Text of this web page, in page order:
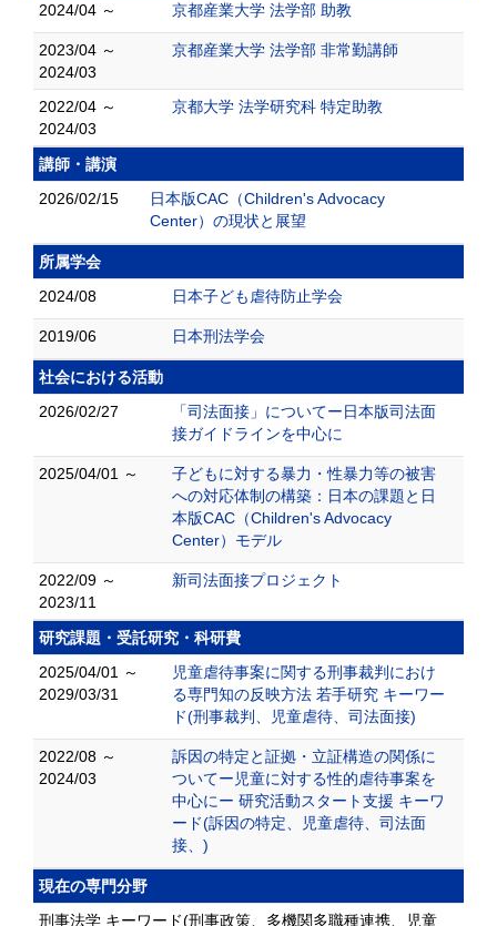
2024/04 ～
京都産業大学 法学部 助教
2023/04 ～
2024/03
京都産業大学 法学部 非常勤講師
2022/04 ～
2024/03
京都大学 法学研究科 特定助教
講師・講演
2026/02/15
日本版CAC（Children's Advocacy
Center）の現状と展望
所属学会
2024/08
日本子ども虐待防止学会
2019/06 日本刑法学会
社会における活動
2026/02/27
「司法面接」についてー日本版司法面
接ガイドラインを中心に
2025/04/01 ～
子どもに対する暴力・性暴力等の被害
への対応体制の構築：日本の課題と日
本版CAC（Children's Advocacy
Center）モデル
2022/09 ～
2023/11
新司法面接プロジェクト
研究課題・受託研究・科研費
2025/04/01 ～
2029/03/31
児童虐待事案に関する刑事裁判におけ
る専門知の反映方法 若手研究 キーワー
ド(刑事裁判、児童虐待、司法面接)
2022/08 ～
2024/03
訴因の特定と証拠・立証構造の関係に
ついてー児童に対する性的虐待事案を
中心にー 研究活動スタート支援 キーワ
ード(訴因の特定、児童虐待、司法面
接、)
現在の専門分野
刑事法学 キーワード(刑事政策、多機関多職種連携、児童